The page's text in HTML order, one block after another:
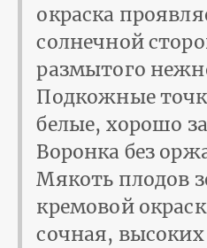
окраска
солнечной
размытого
Подкожные
белые, хорошо
Воронка без
Мякоть плодов
кремовой
сочная, высоких